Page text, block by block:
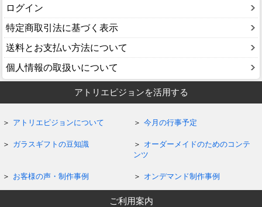
ログイン
特定商取引法に基づく表示
送料とお支払い方法について
個人情報の取扱いについて
アトリエピジョンを活用する
アトリエピジョンについて 今月の行事予定
ガラスギフトの豆知識
オーダーメイドのためのコンテ
ンツ
お客様の声・制作事例 オンデマンド制作事例
ご利用案内